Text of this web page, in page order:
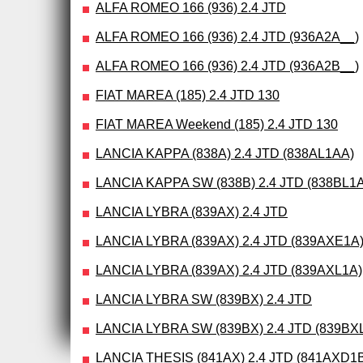
ALFA ROMEO 166 (936) 2.4 JTD
ALFA ROMEO 166 (936) 2.4 JTD (936A2A__)
ALFA ROMEO 166 (936) 2.4 JTD (936A2B__)
FIAT MAREA (185) 2.4 JTD 130
FIAT MAREA Weekend (185) 2.4 JTD 130
LANCIA KAPPA (838A) 2.4 JTD (838AL1AA)
LANCIA KAPPA SW (838B) 2.4 JTD
LANCIA LYBRA (839AX) 2.4 JTD
LANCIA LYBRA (839AX) 2.4 JTD (839AXE1A)
LANCIA LYBRA (839AX) 2.4 JTD (839AXL1A)
LANCIA LYBRA SW (839BX) 2.4 JTD
LANCIA LYBRA SW (839BX) 2.4 JTD
LANCIA THESIS (841AX) 2.4 JTD